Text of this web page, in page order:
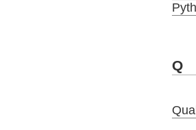
Q